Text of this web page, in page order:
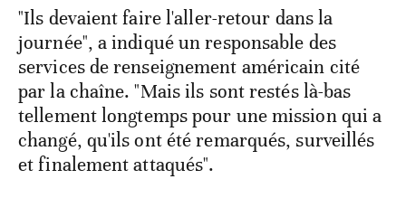
"Ils devaient faire l'aller-retour dans la
journée", a indiqué un responsable des
services de renseignement américain cité
par la chaîne. "Mais ils sont restés là-bas
tellement longtemps pour une mission qui a
changé, qu'ils ont été remarqués, surveillés
et finalement attaqués".